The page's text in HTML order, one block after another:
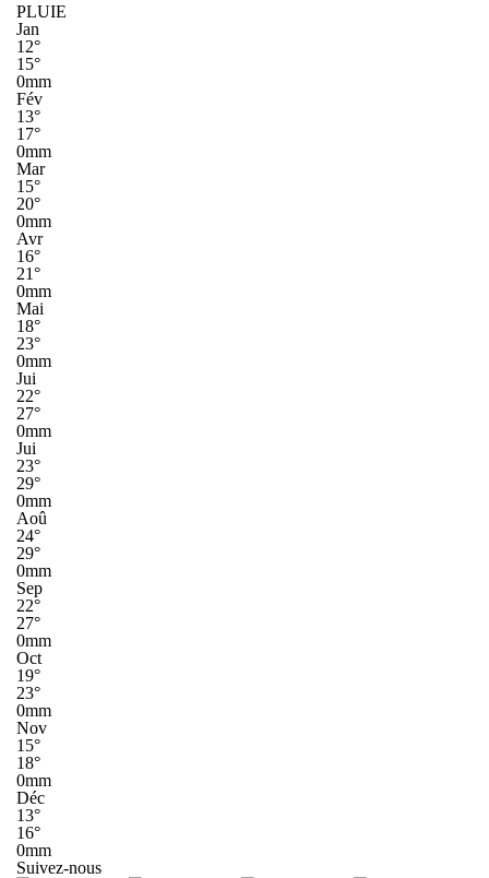
PLUIE
Jan
12°
15°
0mm
Fév
13°
17°
0mm
Mar
15°
20°
0mm
Avr
16°
21°
0mm
Mai
18°
23°
0mm
Jui
22°
27°
0mm
Jui
23°
29°
0mm
Aoû
24°
29°
0mm
Sep
22°
27°
0mm
Oct
19°
23°
0mm
Nov
15°
18°
0mm
Déc
13°
16°
0mm
Suivez-nous